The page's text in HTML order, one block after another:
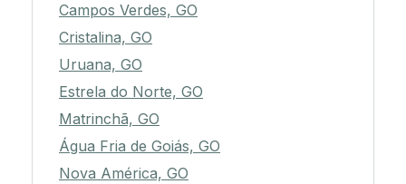
Campos Verdes, GO
Cristalina, GO
Uruana, GO
Estrela do Norte, GO
Matrinchã, GO
Água Fria de Goiás, GO
Nova América, GO